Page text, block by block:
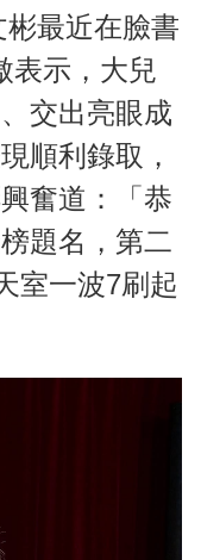
最近在臉書
表示，大兒
交出亮眼成
順利錄取，
奮道：「恭
題名，第二
室一波7刷起